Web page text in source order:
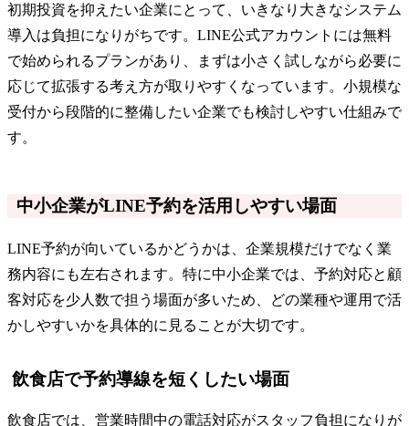
初期投資を抑えたい企業にとって、いきなり大きなシステム
導入は負担になりがちです。LINE公式アカウントには無料
で始められるプランがあり、まずは小さく試しながら必要に
応じて拡張する考え方が取りやすくなっています。小規模な
受付から段階的に整備したい企業でも検討しやすい仕組みで
す。
中小企業がLINE予約を活用しやすい場面
LINE予約が向いているかどうかは、企業規模だけでなく業
務内容にも左右されます。特に中小企業では、予約対応と顧
客対応を少人数で担う場面が多いため、どの業種や運用で活
かしやすいかを具体的に見ることが大切です。
飲食店で予約導線を短くしたい場面
飲食店では、営業時間中の電話対応がスタッフ負担になりが